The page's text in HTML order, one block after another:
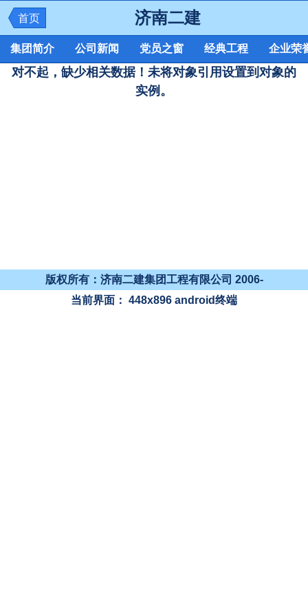
首页 济南二建
集团简介 公司新闻 党员之窗 经典工程 企业荣
对不起，缺少相关数据！未将对象引用设置到对象的
实例。
版权所有：济南二建集团工程有限公司 2006-
当前界面： 448x896 android终端